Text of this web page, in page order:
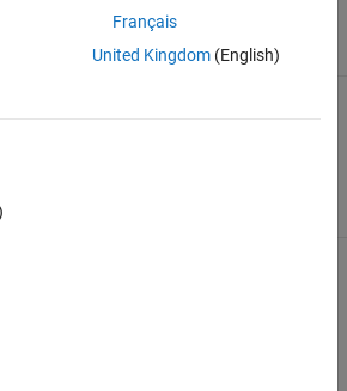
(Erforderlich) Format für die HTTP-Antwort,
angegeben als jsonoder
channels/266256.json
Français
United Kingdom(English)